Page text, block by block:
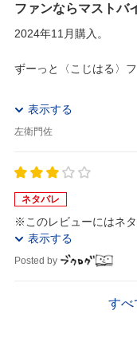
ファンならマストバ
2024年11月購入。
ずーっと〈こじはる〉
先ずは相変わらずのむ
但し、社長業はやはり
表示する
左衛門佐
ネタバレ
※このレビューにはネ
表示する
Posted by
すべ